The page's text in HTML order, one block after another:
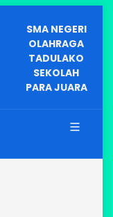
SMA NEGERI
OLAHRAGA
TADULAKO
SEKOLAH
PARA JUARA